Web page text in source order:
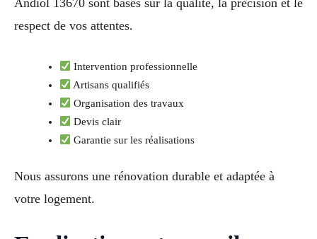
Andiol 13670 sont basés sur la qualité, la précision et le
respect de vos attentes.
Intervention professionnelle
Artisans qualifiés
Organisation des travaux
Devis clair
Garantie sur les réalisations
Nous assurons une rénovation durable et adaptée à
votre logement.